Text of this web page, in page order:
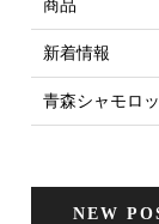
商品
新着情報
青森シャモロ
NEW